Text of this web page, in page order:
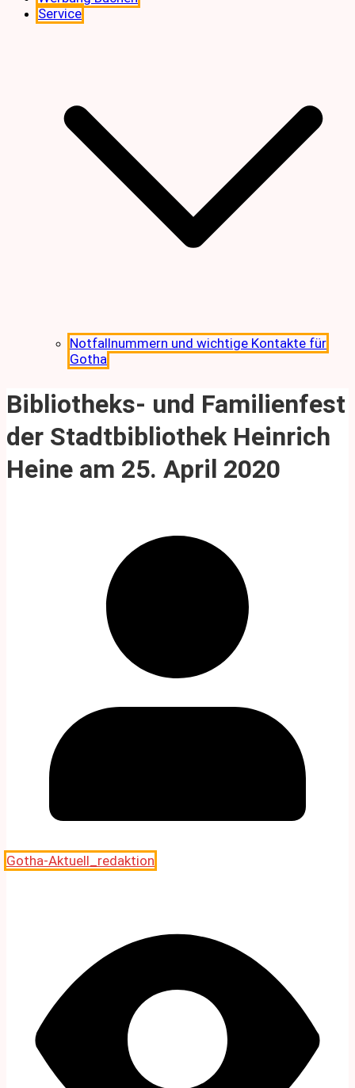
Service
Notfallnummern und wichtige Kontakte für
Gotha
Bibliotheks- und Familienfest
der Stadtbibliothek Heinrich
Heine am 25. April 2020
Gotha-Aktuell_redaktion